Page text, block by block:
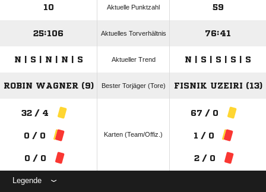
10 Aktuelle Punktzahl 59
25:106 Aktuelles Torverhältnis 76:41
N | S | N | N | S Aktueller Trend N | S | S | S | S
ROBIN WAGNER (9) Bester Torjäger (Tore) FISNIK UZEIRI (13)
32 / 4
0 / 0
0 / 0
Karten (Team/Offiz.)
67 / 0
1 / 0
2 / 0
Legende